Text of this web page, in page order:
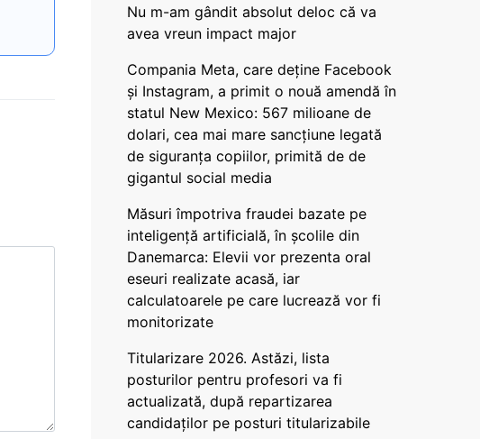
Nu m-am gândit absolut deloc că va
avea vreun impact major
Compania Meta, care deține Facebook
și Instagram, a primit o nouă amendă în
statul New Mexico: 567 milioane de
dolari, cea mai mare sancțiune legată
de siguranța copiilor, primită de de
gigantul social media
Măsuri împotriva fraudei bazate pe
inteligență artificială, în școlile din
Danemarca: Elevii vor prezenta oral
eseuri realizate acasă, iar
calculatoarele pe care lucrează vor fi
monitorizate
Titularizare 2026. Astăzi, lista
posturilor pentru profesori va fi
actualizată, după repartizarea
candidaților pe posturi titularizabile